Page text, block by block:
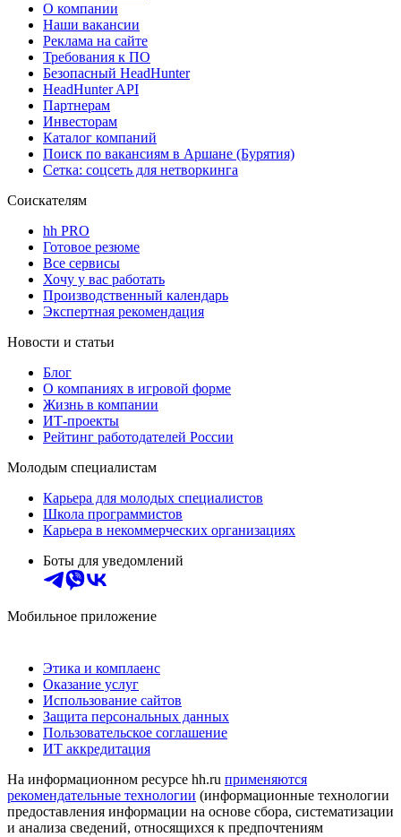
О компании
Наши вакансии
Реклама на сайте
Требования к ПО
Безопасный HeadHunter
HeadHunter API
Партнерам
Инвесторам
Каталог компаний
Поиск по вакансиям в Аршане (Бурятия)
Сетка: соцсеть для нетворкинга
Соискателям
hh PRO
Готовое резюме
Все сервисы
Хочу у вас работать
Производственный календарь
Экспертная рекомендация
Новости и статьи
Блог
О компаниях в игровой форме
Жизнь в компании
ИТ-проекты
Рейтинг работодателей России
Молодым специалистам
Карьера для молодых специалистов
Школа программистов
Карьера в некоммерческих организациях
Боты для уведомлений
Мобильное приложение
Этика и комплаенс
Оказание услуг
Использование сайтов
Защита персональных данных
Пользовательское соглашение
ИТ аккредитация
На информационном ресурсе hh.ru применяются
рекомендательные технологии (информационные технологии
предоставления информации на основе сбора, систематизации
и анализа сведений, относящихся к предпочтениям